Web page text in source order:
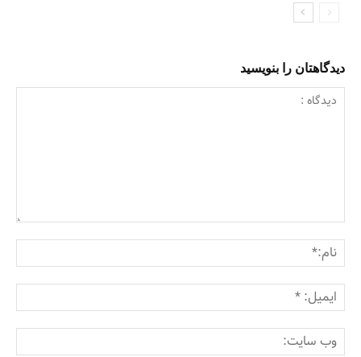
دیدگاهتان را بنویسید